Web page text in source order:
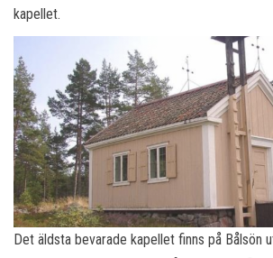
kapellet.
Det äldsta bevarade kapellet finns på Bålsön